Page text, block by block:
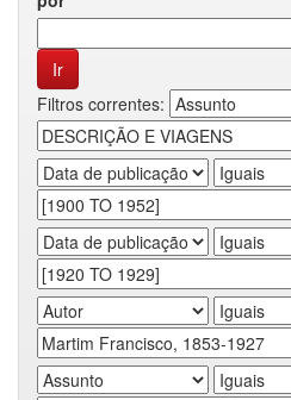
Filtros correntes: